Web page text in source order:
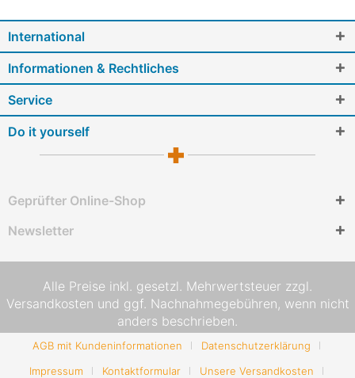
International
Informationen & Rechtliches
Service
Do it yourself
Geprüfter Online-Shop
Newsletter
Alle Preise inkl. gesetzl. Mehrwertsteuer zzgl.
Versandkosten und ggf. Nachnahmegebühren, wenn nicht
anders beschrieben.
AGB mit Kundeninformationen
Datenschutzerklärung
Impressum
Kontaktformular Unsere Versandkosten